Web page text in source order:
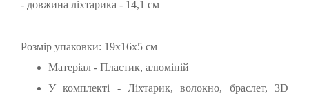
- довжина ліхтарика - 14,1 см
Розмір упаковки: 19x16x5 см
Матеріал - Пластик, алюміній
У комплекті - Ліхтарик, волокно, браслет, 3D